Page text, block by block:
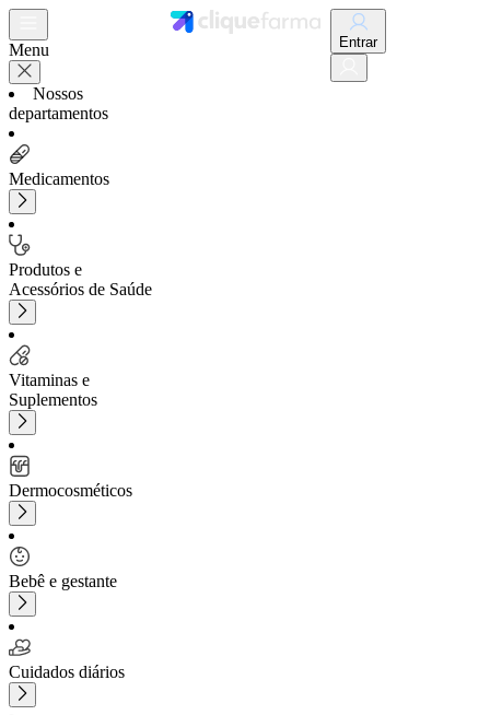
Menu
Nossos
departamentos
Medicamentos
Produtos e
Acessórios de Saúde
Vitaminas e
Suplementos
Dermocosméticos
Bebê e gestante
Cuidados diários
Entrar